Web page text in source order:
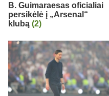
B. Guimaraesas oficialiai
persikėlė į „Arsenal“
klubą (2)